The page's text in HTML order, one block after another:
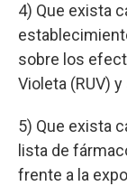
4) Que exista
sobre los
Violeta (RUV)
5) Que exista
lista de
frente a la